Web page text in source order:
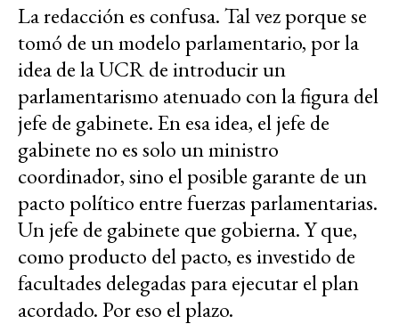
La redacción es confusa. Tal vez porque se
tomó de un modelo parlamentario, por la
idea de la UCR de introducir un
parlamentarismo atenuado con la figura del
jefe de gabinete. En esa idea, el jefe de
gabinete no es solo un ministro
coordinador, sino el posible garante de un
pacto político entre fuerzas parlamentarias.
Un jefe de gabinete que gobierna. Y que,
como producto del pacto, es investido de
facultades delegadas para ejecutar el plan
acordado. Por eso el plazo.